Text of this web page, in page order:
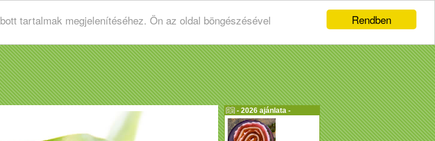
Rendben
tartalmak megjelenítéséhez. Ön az oldal böngészésével
- 2026 ajánlata -